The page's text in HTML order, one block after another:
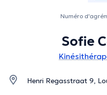
Numéro
Sofie
Henri Regasstraat 9,